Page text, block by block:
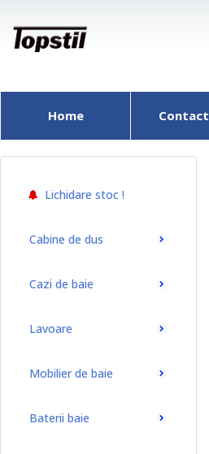
content
Home Contact
Lichidare stoc !
Cabine de dus
Cazi de baie
Lavoare
Mobilier de baie
Baterii baie